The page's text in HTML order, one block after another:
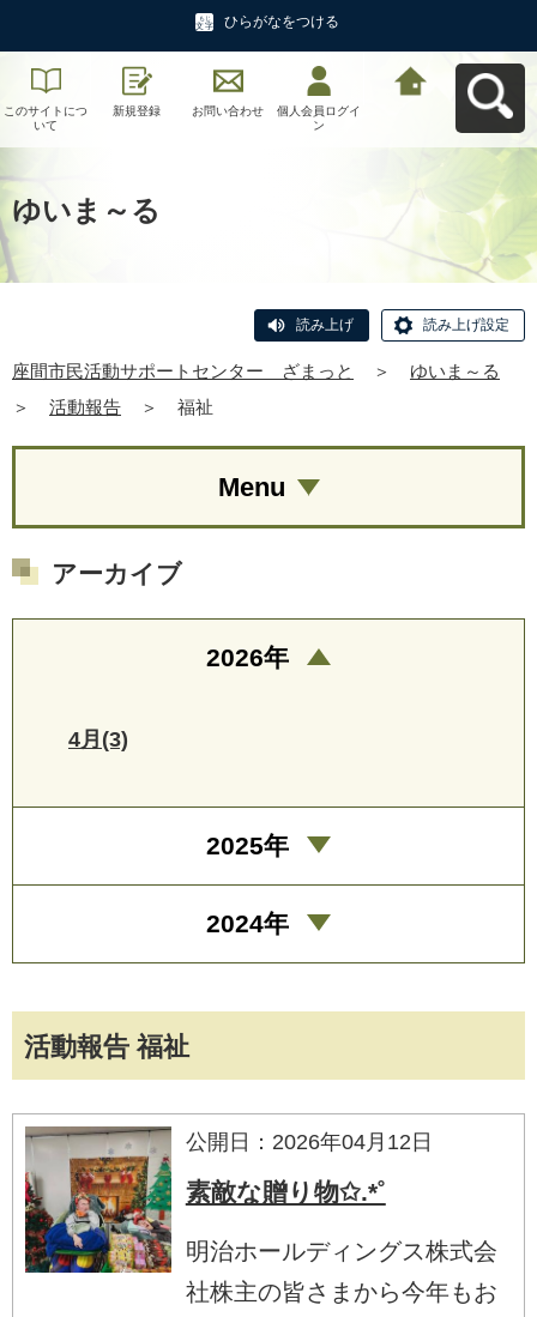
ひらがなをつける
このサイトにつ
いて
新規登録 お問い合わせ
個人会員ログイ
ン
ゆいま～る
読み上げ 読み上げ設定
座間市民活動サポートセンター ざまっと ＞
ゆいま～る
＞
活動報告 ＞ 福祉
活動報告 福祉
公開日：2026年04月12日
素敵な贈り物✩.*˚
明治ホールディングス株式会
社株主の皆さまから今年もお
Menu
アーカイブ
2026年
4月(3)
2025年
2024年